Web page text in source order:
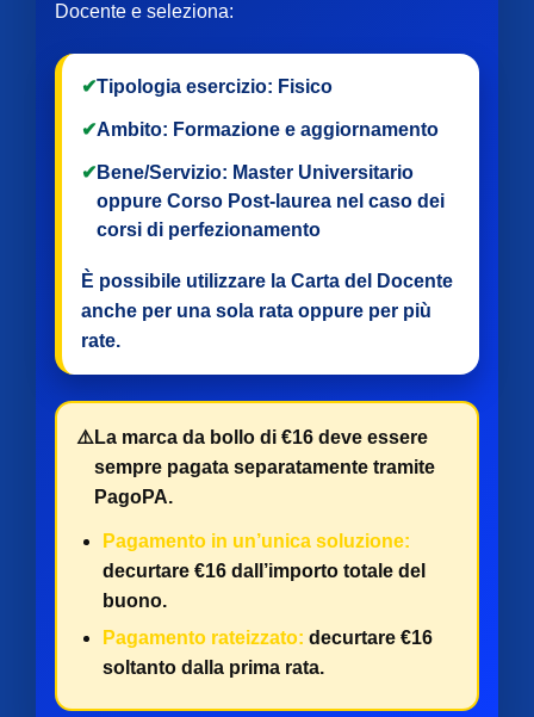
Docente e seleziona:
✔Tipologia esercizio: Fisico
✔Ambito: Formazione e aggiornamento
✔ Bene/Servizio: Master Universitario
oppure Corso Post-laurea nel caso dei
corsi di perfezionamento
È possibile utilizzare la Carta del Docente
anche per una sola rata oppure per più
rate.
⚠️ La marca da bollo di €16 deve essere
sempre pagata separatamente tramite
PagoPA.
Pagamento in un’unica soluzione:
decurtare €16 dall’importo totale del
buono.
Pagamento rateizzato: decurtare €16
soltanto dalla prima rata.